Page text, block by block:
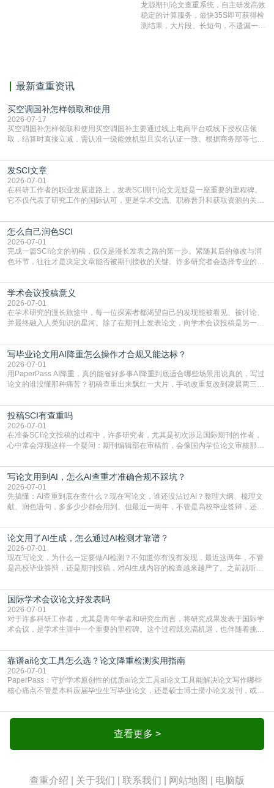
测时注意填写第一作者,才能排除已发
表文献复制比。（限制字符数1万）
龙源期刊论文查重系统，自主研发高效
稳定的计算服务，最快35S即可获得检
测结果，大片段、长短句，不遗漏一处
最新查重资讯
买空调国补怎样领取和使用
2026-07-17
买空调国补怎样领取和使用买空调国补主要通过线上电商平台或线下授权店领
取，结算时直接立减‌，需认准一级能效机型且实名认证一致。根据商务部等七部
能领到补贴首选‌京东APP‌搜索专属口令(如【家电补贴1637】、【国补立省
4949】等，口令会随活动更新，以页面显示为准)进入补贴专场。淘宝/天猫也可
复制粘贴【8$FKFGgJq
发SCI文章
2026-07-01
在科研工作者的职业发展道路上，发表SCI期刊论文无疑是一座重要的里程碑。
它不仅代表了研究工作的国际认可，更是学术交流、职称晋升和获取资源的关键
战与困惑。从选题立意到投稿回应，每一步都需要精心的策略与扎实的工作。本
篇AEIC学术交流中心小编就为大家介绍“发SCI文章”。一、精准定位是成功的第
一步发表SCI文章，首要解决的问题是“投
怎么自己润色SCI
2026-07-01
完成一篇SCI论文的初稿，仅仅是漫长发表之路的第一步。紧随其后的修改与润
色环节，往往才是决定文章能否被期刊接收的关键。许多研究者会选择专业的语
质量，更能在此过程中深化对学术写作的理解。如何系统、高效地打磨自己的论
文，使其在语言和学术表达上更符合国际期刊的要求，是每位研究者值得投入学
习的技能。本篇AEIC学术交流中心小编就为大家介
学术会议投稿意义
2026-07-01
在学术研究的漫长旅途中，每一位探索者都渴望自己的发现能被看见、被讨论、
并最终融入人类知识的星河。除了在期刊上发表论文，向学术会议投稿是另一个
广阔学术天地的大门，连接着个体研究与社会网络。本篇AEIC学术交流中心小编
就为大家介绍“学术会议投稿意义”。一、加速研究成果的传播与反馈学术会议通
常具有周期短、时效性强的特点。相比期刊漫长的
写毕业论文用AI降重怎么操作才合规又能达标？
2026-07-01
用PaperPass AI降重，真的能省好多事AI降重到底适合哪些场景用说真的，写过
论文的谁没懂那种痛苦？初稿查重出来飘红一大片，手动改重复改到凌晨两三
到秃头。这时候靠谱的AI降重真的就是救命稻草，选对工具，半天就能搞定你两
三天都做不完的事。不是所有人都需要用AI降重，但如果你符合下面这些场景，
真的可以试试：初稿写完重复率远超要
投稿SCI有查重吗
2026-07-01
在准备SCI论文投稿的过程中，许多研究者，尤其是初次涉足国际期刊的作者，
心中常会浮现这样一个疑问：期刊编辑部在审稿前，会像国内学位论文审核那
论文的初审通过率。实际上，SCI期刊对重复内容的审查是严谨投稿流程中不可
或缺的一环。本篇AEIC学术交流中心小编就为大家介绍“投稿SCI有查重吗”。
一、查重是标准流程答案是明确的：绝大多数S
写论文用到AI，怎么AI查重才准确合规不踩坑？
2026-07-01
先搞懂：AI查重到底在查什么？现在写论文，谁还没沾过AI？整理大纲、梳理文
献、润色语句，多多少少都会用到。但最近一两年，不管是高校毕业答辩，还是
须加做AI查重。很多人分不清，AI查重和普通查重到底有啥区别？这里说透：普
通查重查的是你的文字和已公开文献的重复比例，防的是抄袭；AI查重查的是你
的内容里，有多少是AI生成的，防的是过
论文用了AI生成，怎么通过AI检测才靠谱？
2026-07-01
现在写论文，为什么一定要做AI检测？不知道你有没有发现，最近这两年，不管
是高校毕业答辩，还是期刊投稿，对AI生成内容的检查越来越严了。之前就听身
要求修改，还差点被判定学术不规范，真的太冤了。现在国内多数高校和核心期
刊，都已经明确出台了相关规定：如果使用AI生成内容辅助写作，必须明确标
注，未标注的AI生成内容会被认定为不符合学
国际学术会议论文好发表吗
2026-07-01
对于许多科研工作者，尤其是青年学者和研究生而言，将研究成果发表于国际学
术会议，是学术生涯中一个重要的里程碑。这个过程既充满机遇，也伴随着挑
疑问：国际学术会议论文到底好不好发表？其价值和难度究竟如何衡量。本篇
AEIC学术交流中心小编就为大家介绍“国际学术会议论文好发表吗”。一、会议论
文发表的相对优势与期刊论文相比，国际会议论文的发
靠谱ai论文工具怎么选？论文降重检测实用指南
2026-07-01
PaperPass：守护学术原创性的优质ai论文工具ai论文工具能解决论文写作哪些
核心痛点不管是本科应届毕业生写毕业论文，还是硕士博士攒小论文发刊，或是
自己逐句读逐句改，熬好几个大夜不说，还经常改不到点上，交上去才发现重复
率超标，再返工太折腾。现在有了成熟的ai论文工具，这些痛点基本都能高效解
决。靠谱的ai论文工具，不止能帮你梳查看更多 >
查重介绍 关于我们 联系我们 网站地图 电脑版